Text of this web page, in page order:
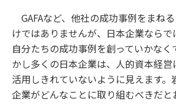
GAFAなど、他社の成功事例をまね
けではありませんが、日本企業ならで
自分たちの成功事例を創っていかなく
かし多くの日本企業は、人的資本経営
活用しきれていないように見えます。
企業がどんなことに取り組むべきだと